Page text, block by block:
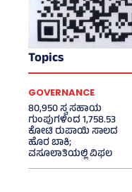
Topics
GOVERNANCE
80,950 ಸ್ವ ಸಹಾಯ
ಗುಂಪುಗಳಿಂದ 1,758.53
ಕೋಟಿ ರುಪಾಯಿ ಸಾಲದ
ಹೊರ ಬಾಕಿ;
ವಸೂಲಾತಿಯಲ್ಲಿ ವಿಫಲ